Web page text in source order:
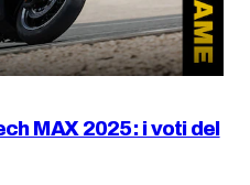
MAX 2025: i voti del